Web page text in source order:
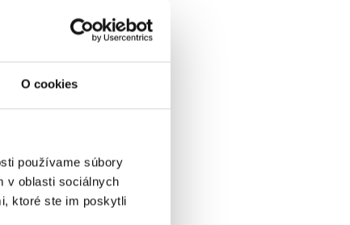
O cookies
používame súbory
v oblasti sociálnych
ktoré ste im poskytli